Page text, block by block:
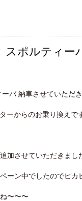
ポルティー
バ 納車させていただき
ーからのお乗り換えで
加させていただきまし
ーン中でしたのでピカ
〜〜〜